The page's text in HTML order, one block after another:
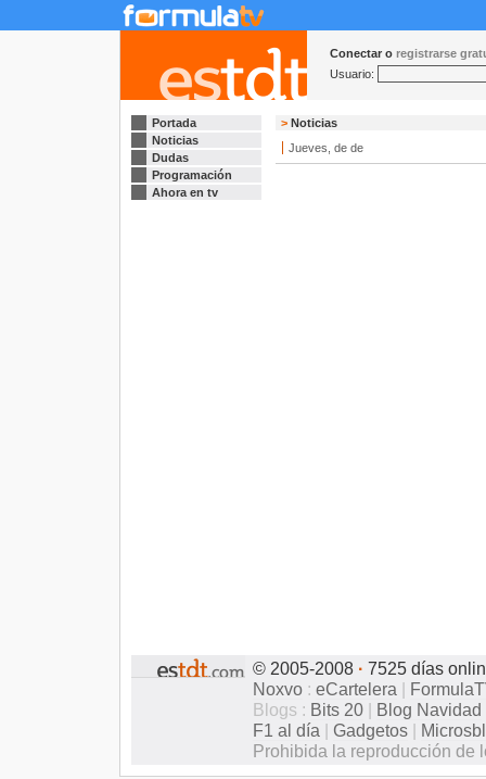
Conectar o registrarse
Usuario:
Portada
Noticias
Dudas
Programación
Ahora en tv
> Noticias
Jueves, de de
© 2005-2008 · 7525 días
Noxvo : eCartelera |
Blogs : Bits 20 | Blog Navidad
F1 al día | Gadgetos |
Prohibida la reproducción de